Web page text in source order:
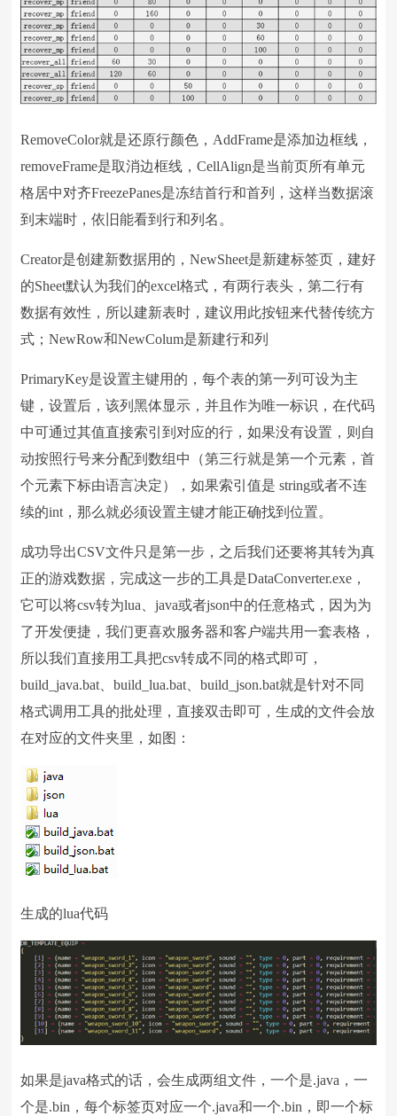
RemoveColor就是还原行颜色，AddFrame是添加边框线，
removeFrame是取消边框线，CellAlign是当前页所有单元
格居中对齐FreezePanes是冻结首行和首列，这样当数据滚
到末端时，依旧能看到行和列名。
Creator是创建新数据用的，NewSheet是新建标签页，建好
的Sheet默认为我们的excel格式，有两行表头，第二行有
数据有效性，所以建新表时，建议用此按钮来代替传统方
式；NewRow和NewColum是新建行和列
PrimaryKey是设置主键用的，每个表的第一列可设为主
键，设置后，该列黑体显示，并且作为唯一标识，在代码
中可通过其值直接索引到对应的行，如果没有设置，则自
动按照行号来分配到数组中（第三行就是第一个元素，首
个元素下标由语言决定），如果索引值是 string或者不连
续的int，那么就必须设置主键才能正确找到位置。
成功导出CSV文件只是第一步，之后我们还要将其转为真
正的游戏数据，完成这一步的工具是DataConverter.exe，
它可以将csv转为lua、java或者json中的任意格式，因为为
了开发便捷，我们更喜欢服务器和客户端共用一套表格，
所以我们直接用工具把csv转成不同的格式即可，
build_java.bat、build_lua.bat、build_json.bat就是针对不同
格式调用工具的批处理，直接双击即可，生成的文件会放
在对应的文件夹里，如图：
生成的lua代码
如果是java格式的话，会生成两组文件，一个是.java，一
个是.bin，每个标签页对应一个.java和一个.bin，即一个标